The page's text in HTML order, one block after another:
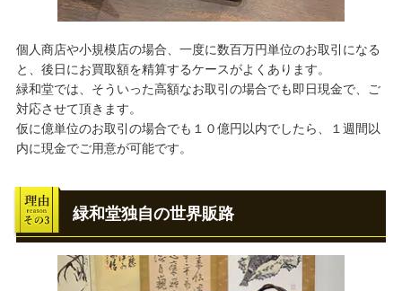
個人商店や小規模店の場合、一度に数百万円単位のお取引になる
と、後日にお買取額を精算するケースがよくあります。
緑和堂では、そういった高額なお取引の場合でも即日現金で、ご
対応させて頂きます。
仮に億単位のお取引の場合でも１０億円以内でしたら、１週間以
内に現金でご用意が可能です。
緑和堂独自の世界販路